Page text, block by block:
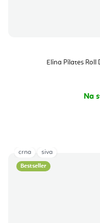
Elina Pilates Roll
Na
Bestseller
crna siva